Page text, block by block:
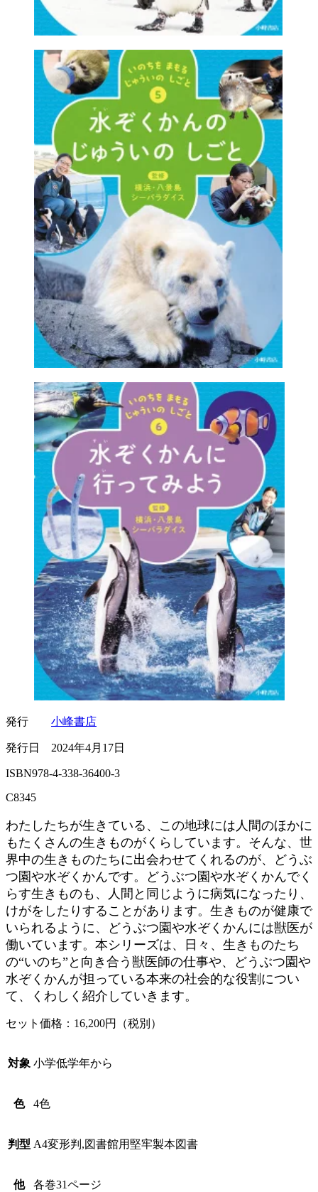
発行 小峰書店
発行日 2024年4月17日
ISBN978-4-338-36400-3
C8345
わたしたちが生きている、この地球には人間のほかに
もたくさんの生きものがくらしています。そんな、世
界中の生きものたちに出会わせてくれるのが、どうぶ
つ園や水ぞくかんです。どうぶつ園や水ぞくかんでく
らす生きものも、人間と同じように病気になったり、
けがをしたりすることがあります。生きものが健康で
いられるように、どうぶつ園や水ぞくかんには獣医が
働いています。本シリーズは、日々、生きものたち
の“いのち”と向き合う獣医師の仕事や、どうぶつ園や
水ぞくかんが担っている本来の社会的な役割につい
て、くわしく紹介していきます。
セット価格：16,200円（税別）
対象 小学低学年から
色 4色
判型 A4変形判,図書館用堅牢製本図書
他 各巻31ページ